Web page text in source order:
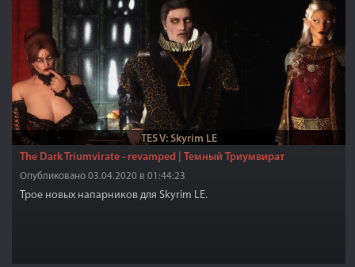
TES V: Skyrim LE
The Dark Triumvirate - revamped | Темный Триумвират
Опубликовано 03.04.2020 в 01:44:23
Трое новых напарников для Skyrim LE.